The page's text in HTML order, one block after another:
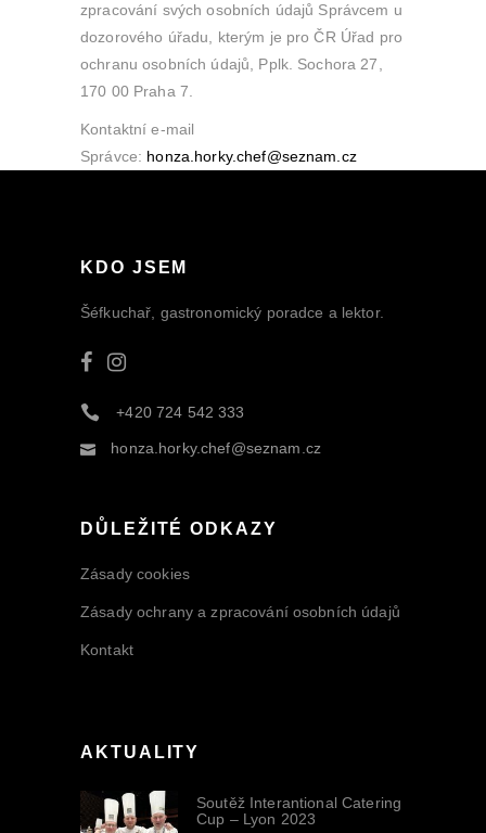
zpracování svých osobních údajů Správcem u
dozorového úřadu, kterým je pro ČR Úřad pro
ochranu osobních údajů, Pplk. Sochora 27,
170 00 Praha 7.
Kontaktní e-mail
Správce: honza.horky.chef@seznam.cz
KDO JSEM
Šéfkuchař, gastronomický poradce a lektor.
+420 724 542 333
honza.horky.chef@seznam.cz
DŮLEŽITÉ ODKAZY
Zásady cookies
Zásady ochrany a zpracování osobních údajů
Kontakt
AKTUALITY
Soutěž Interantional Catering
Cup – Lyon 2023